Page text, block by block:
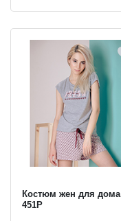
Костюм жен для дома
451Р